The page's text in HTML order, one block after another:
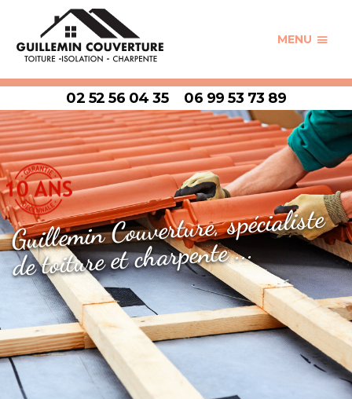
MENU
02 52 56 04 35 06 99 53 73 89
Guillemin Couverture, spécialiste
de toiture et charpente ...